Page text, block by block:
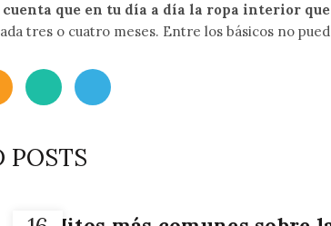
cuenta que en tu día a día la ropa interior que
tres o cuatro meses. Entre los básicos no
POSTS